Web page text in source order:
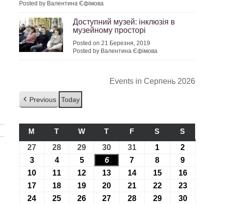
Posted by Валентина Єфімова
Доступний музей: інклюзія в
музейному просторі
Posted on 21 Березня, 2019
Posted by Валентина Єфімова
Events in Серпень 2026
Previous Today
M ПОНЕДІЛОК
T ВІВТОРОК
WСЕРЕДА
T ЧЕТВЕР
FП’ЯТНИЦЯ
S СУБОТА
S
27 27.07.2026
28 28.07.2026
29 29.07.2026
30 30.07.2026
3131.07.2026
1 01.08.2026
2
303.08.2026
404.08.2026
505.08.2026
606.08.2026
7 07.08.2026
8 08.08.2026
9
10 10.08.2026
11 11.08.2026
12 12.08.2026
13 13.08.2026
1414.08.2026
1515.08.2026
1616.08.2026
17 17.08.2026
18 18.08.2026
19 19.08.2026
20 20.08.2026
2121.08.2026
2222.08.2026
2323.08.2026
24 24.08.2026
25 25.08.2026
26 26.08.2026
27 27.08.2026
2828.08.2026
2929.08.2026
3030.08.2026